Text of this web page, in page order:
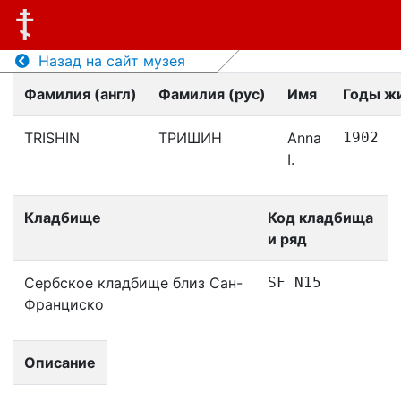
Назад на сайт музея
Фамилия (англ)
Фамилия (рус) Имя Годы
TRISHIN ТРИШИН
Anna
I.
1902
Кладбище
Код кладбища
и ряд
Сербское кладбище близ Сан-
Франциско
SF N15
Описание